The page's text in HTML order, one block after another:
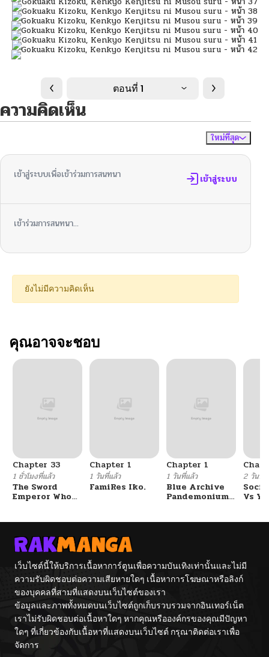
ตอนที่ 1
ความคิดเห็น
ใหม่ที่สุด
เข้าสู่ระบบเพื่อเข้าร่วมการสนทนา เข้าสู่ระบบ
เข้าร่วมการสนทนา...
ยังไม่มีความคิดเห็น
คุณอาจจะชอบ
Chapter 33
1 ชั่วโมงที่แล้ว
The Sword
Emperor Who
จักรพรรดิเทพดาบ
ผงาดเหนือชาติภพ
Chapter 1
1 วันที่แล้ว
FamiRes Iko.
Chapter 1
1 วันที่แล้ว
Blue Archive
Pandemonium
2 วันที่แ
Vs
เว็บไซต์นี้ให้บริการเนื้อหาการ์ตูนเพื่อความบันเทิงเท่านั้นและไม่มี
ความรับผิดชอบต่อความเสียหายใดๆ เนื้อหาการโฆษณาหรือลิงก์
ของบุคคลที่สามที่แสดงบนเว็บไซต์ของเรา
ข้อมูลและภาพทั้งหมดบนเว็บไซต์ถูกเก็บรวบรวมจากอินเทอร์เน็ต
เราไม่รับผิดชอบต่อเนื้อหาใดๆ หากคุณหรือองค์กรของคุณมีปัญหา
ใดๆ ที่เกี่ยวข้องกับเนื้อหาที่แสดงบนเว็บไซต์ กรุณาติดต่อเราเพื่อ
จัดการ